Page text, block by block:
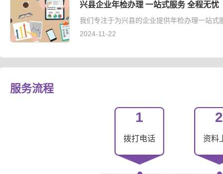
兴县企业年检办理 一站式服务 全程无忧
我们专注于为兴县的企业提供年检办理一站
2024-11-22
服务流程
1
拨打电话
2
资料